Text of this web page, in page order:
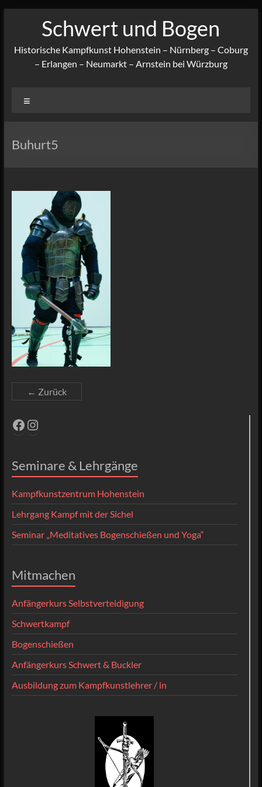
Schwert und Bogen
Historische Kampfkunst Hohenstein – Nürnberg – Coburg
– Erlangen – Neumarkt – Arnstein bei Würzburg
Buhurt5
← Zurück
Facebook
Instagram
Seminare & Lehrgänge
Kampfkunstzentrum Hohenstein
Lehrgang Kampf mit der Sichel
Seminar „Meditatives Bogenschießen und Yoga“
Mitmachen
Anfängerkurs Selbstverteidigung
Schwertkampf
Bogenschießen
Anfängerkurs Schwert & Buckler
Ausbildung zum Kampfkunstlehrer / in